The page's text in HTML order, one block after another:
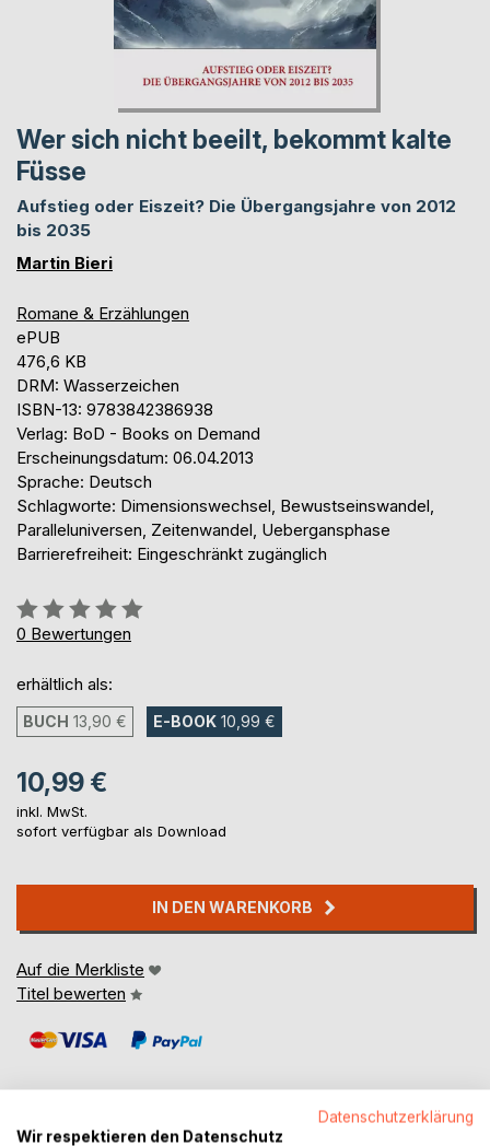
Wer sich nicht beeilt, bekommt kalte
Füsse
Aufstieg oder Eiszeit? Die Übergangsjahre von 2012
bis 2035
Martin Bieri
Romane & Erzählungen
ePUB
476,6 KB
DRM: Wasserzeichen
ISBN-13: 9783842386938
Verlag: BoD - Books on Demand
Erscheinungsdatum: 06.04.2013
Sprache: Deutsch
Schlagworte: Dimensionswechsel, Bewustseinswandel,
Paralleluniversen, Zeitenwandel, Uebergansphase
Barrierefreiheit: Eingeschränkt zugänglich
Bewertung::
0%
0 Bewertungen
erhältlich als:
BUCH 13,90 € E-BOOK 10,99 €
10,99 €
inkl. MwSt.
sofort verfügbar als Download
IN DEN WARENKORB
Auf die Merkliste
Titel bewerten
Datenschutzerklärung
Wir respektieren den Datenschutz